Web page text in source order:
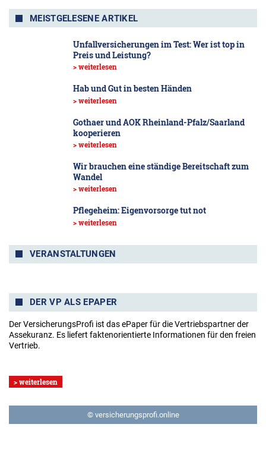
MEISTGELESENE ARTIKEL
Unfallversicherungen im Test: Wer ist top in
Preis und Leistung?
> weiterlesen
Hab und Gut in besten Händen
> weiterlesen
Gothaer und AOK Rheinland-Pfalz/Saarland
kooperieren
> weiterlesen
Wir brauchen eine ständige Bereitschaft zum
Wandel
> weiterlesen
Pflegeheim: Eigenvorsorge tut not
> weiterlesen
VERANSTALTUNGEN
DER VP ALS EPAPER
Der VersicherungsProfi ist das ePaper für die Vertriebspartner der
Assekuranz. Es liefert faktenorientierte Informationen für den freien
Vertrieb.
> weiterlesen
© versicherungsprofi.online